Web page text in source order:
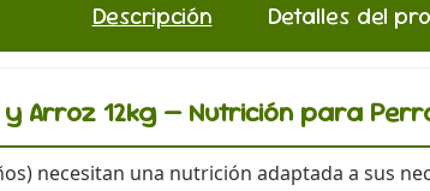
Descripción Detalles del
Arroz 12kg — Nutrición para
necesitan una nutrición adaptada a sus